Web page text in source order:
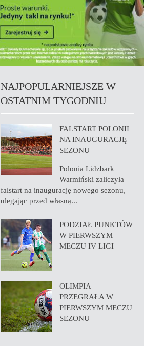
NAJPOPULARNIEJSZE W
OSTATNIM TYGODNIU
FALSTART POLONII
NA INAUGURACJĘ
SEZONU
Polonia Lidzbark
Warmiński zaliczyła
falstart na inaugurację nowego sezonu,
ulegając przed własną...
PODZIAŁ PUNKTÓW
W PIERWSZYM
MECZU IV LIGI
OLIMPIA
PRZEGRAŁA W
PIERWSZYM MECZU
SEZONU